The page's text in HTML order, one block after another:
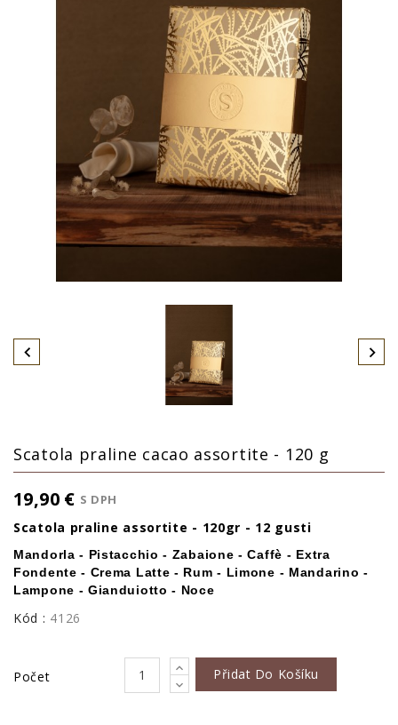
Scatola praline cacao assortite - 120 g
19,90 € S DPH
Scatola praline assortite - 120gr - 12 gusti
Mandorla - Pistacchio - Zabaione - Caffè - Extra
Fondente - Crema Latte - Rum - Limone - Mandarino -
Lampone - Gianduiotto - Noce
Kód : 4126
Počet Přidat Do Košíku